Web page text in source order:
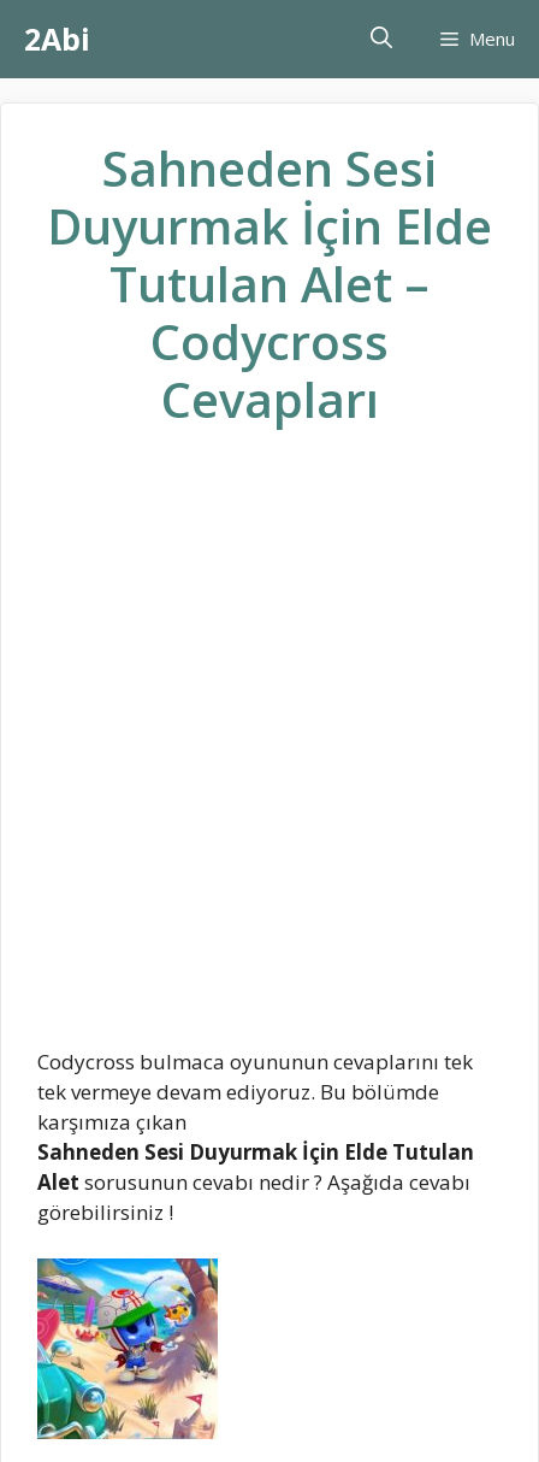
atla2Abi Menu
Sahneden Sesi
Duyurmak İçin Elde
Tutulan Alet –
Codycross
Cevapları
Codycross bulmaca oyununun cevaplarını tek
tek vermeye devam ediyoruz. Bu bölümde
karşımıza çıkan
Sahneden Sesi Duyurmak İçin Elde Tutulan
Alet sorusunun cevabı nedir ? Aşağıda cevabı
görebilirsiniz !